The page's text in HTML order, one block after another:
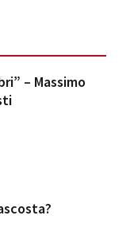
– Massimo